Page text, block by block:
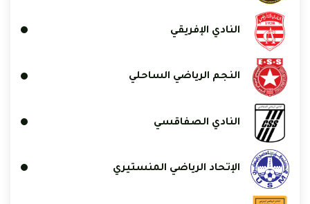
النادي الإفريقي
النجم الرياضي الساحلي
النادي الصفاقسي
الإتحاد الرياضي المنستيري